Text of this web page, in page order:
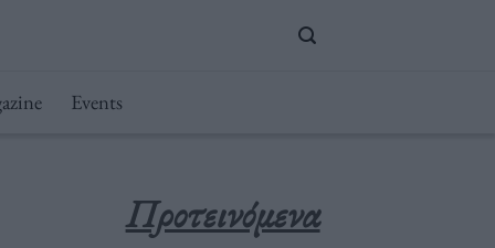
Events
Προτεινόμενα